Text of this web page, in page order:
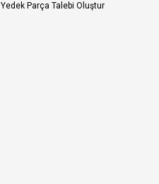
Yedek Parça Talebi Oluştur